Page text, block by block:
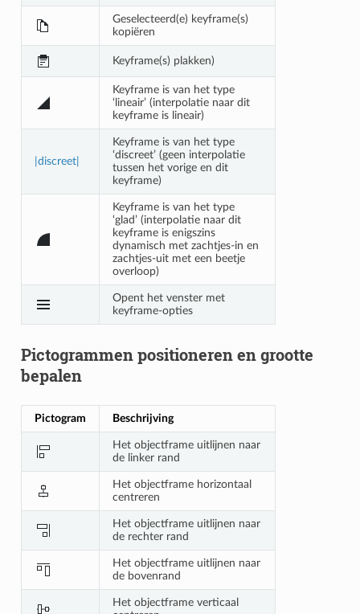
Geselecteerd(e) keyframe(s)
kopiëren
Keyframe(s) plakken)
Keyframe is van het type
‘lineair’ (interpolatie naar dit
keyframe is lineair)
|discreet|
Keyframe is van het type
‘discreet’ (geen interpolatie
tussen het vorige en dit
keyframe)
Keyframe is van het type
‘glad’ (interpolatie naar dit
keyframe is enigszins
dynamisch met zachtjes-in en
zachtjes-uit met een beetje
overloop)
Opent het venster met
keyframe-opties
Pictogrammen positioneren en grootte
bepalen
Pictogram Beschrijving
Het objectframe uitlijnen naar
de linker rand
Het objectframe horizontaal
centreren
Het objectframe uitlijnen naar
de rechter rand
Het objectframe uitlijnen naar
de bovenrand
Het objectframe verticaal